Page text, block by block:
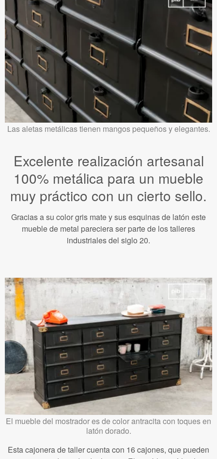
Las aletas metálicas tienen mangos pequeños y elegantes.
Excelente realización artesanal
100% metálica para un mueble
muy práctico con un cierto sello.
Gracias a su color gris mate y sus esquinas de latón este
mueble de metal pareciera ser parte de los talleres
industriales del siglo 20.
El mueble del mostrador es de color antracita con toques en
latón dorado.
Esta cajonera de taller cuenta con 16 cajones, que pueden